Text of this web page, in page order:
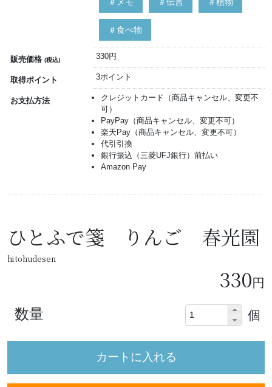
＃食べ物
販売価格 (税込) 330円
取得ポイント 3ポイント
お支払方法
クレジットカード（商品キャンセル、変更不
可）
PayPay（商品キャンセル、変更不可）
楽天Pay（商品キャンセル、変更不可）
代引引換
銀行振込（三菱UFJ銀行）前払い
Amazon Pay
ひとふで箋 りんご 春光園
hitohudesen
330円
数量 個